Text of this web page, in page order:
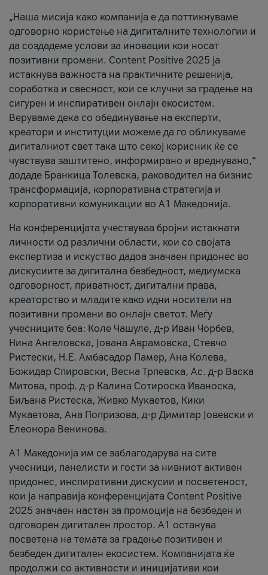
„Наша мисија како компанија е да поттикнуваме
одговорно користење на дигиталните технологии и
да создадеме услови за иновации кои носат
позитивни промени. Content Positive 2025 ја
истакнува важноста на практичните решенија,
соработка и свесност, кои се клучни за градење на
сигурен и инспиративен онлајн екосистем.
Веруваме дека со обединување на експерти,
креатори и институции можеме да го обликуваме
дигиталниот свет така што секој корисник ќе се
чувствува заштитено, информирано и вреднувано,“
додаде Бранкица Толевска, раководител на бизнис
трансформација, корпоративна стратегија и
корпоративни комуникации во А1 Македонија.
На конференцијата учествуваа бројни истакнати
личности од различни области, кои со својата
експертиза и искуство дадоа значаен придонес во
дискусиите за дигитална безбедност, медиумска
одговорност, приватност, дигитални права,
креаторство и младите како идни носители на
позитивни промени во онлајн светот. Меѓу
учесниците беа: Коле Чашуле, д-р Иван Чорбев,
Нина Ангеловска, Јована Аврамовска, Стевчо
Ристески, Н.Е. Амбасадор Памер, Ана Колева,
Божидар Спировски, Весна Трпевска, Ас. д-р Васка
Митова, проф. д-р Калина Сотироска Иваноска,
Биљана Ристеска, Живко Мукаетов, Кики
Мукаетова, Ана Попризова, д-р Димитар Јовевски и
Елеонора Венинова.
А1 Македонија им се заблагодарува на сите
учесници, панелисти и гости за нивниот активен
придонес, инспиративни дискусии и посветеност,
кои ја направија конференцијата Content Positive
2025 значаен настан за промоција на безбеден и
одговорен дигитален простор. А1 останува
посветена на темата за градење позитивен и
безбеден дигитален екосистем. Компанијата ќе
продолжи со активности и иницијативи кои